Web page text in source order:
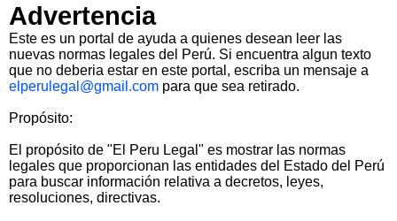
Advertencia
Este es un portal de ayuda a quienes desean leer las
nuevas normas legales del Perú. Si encuentra algun texto
que no deberia estar en este portal, escriba un mensaje a
elperulegal@gmail.com para que sea retirado.
Propósito:
El propósito de "El Peru Legal" es mostrar las normas
legales que proporcionan las entidades del Estado del Perú
para buscar información relativa a decretos, leyes,
resoluciones, directivas.